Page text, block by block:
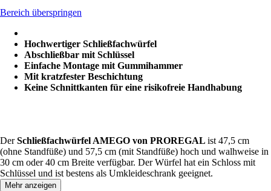
Bereich überspringen
Hochwertiger Schließfachwürfel
Abschließbar mit Schlüssel
Einfache Montage mit Gummihammer
Mit kratzfester Beschichtung
Keine Schnittkanten für eine risikofreie Handhabung
DerSchließfachwürfel AMEGO von PROREGAL ist 47,5 cm
(ohne Standfüße) und 57,5 cm (mit Standfüße) hoch und walhweise in
30 cm oder 40 cm Breite verfügbar. Der Würfel hat ein Schloss mit
Schlüssel und ist bestens als Umkleideschrank geeignet.
Mehr anzeigen